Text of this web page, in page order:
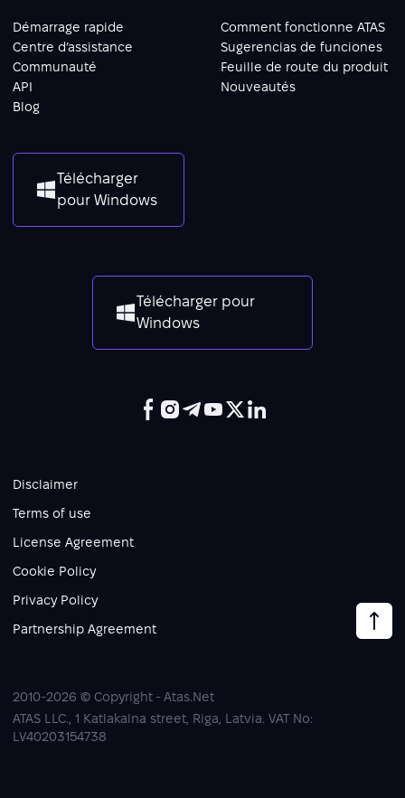
Démarrage rapide
Centre d’assistance
Communauté
API
Blog
Comment fonctionne ATAS
Sugerencias de funciones
Feuille de route du produit
Nouveautés
Télécharger
pour Windows
Télécharger pour
Windows
2010-2026 © Copyright - Atas.Net
ATAS LLC., 1 Katlakalna street, Riga, Latvia. VAT No:
LV40203154738
Disclaimer
Terms of use
License Agreement
Cookie Policy
Privacy Policy
Partnership Agreement